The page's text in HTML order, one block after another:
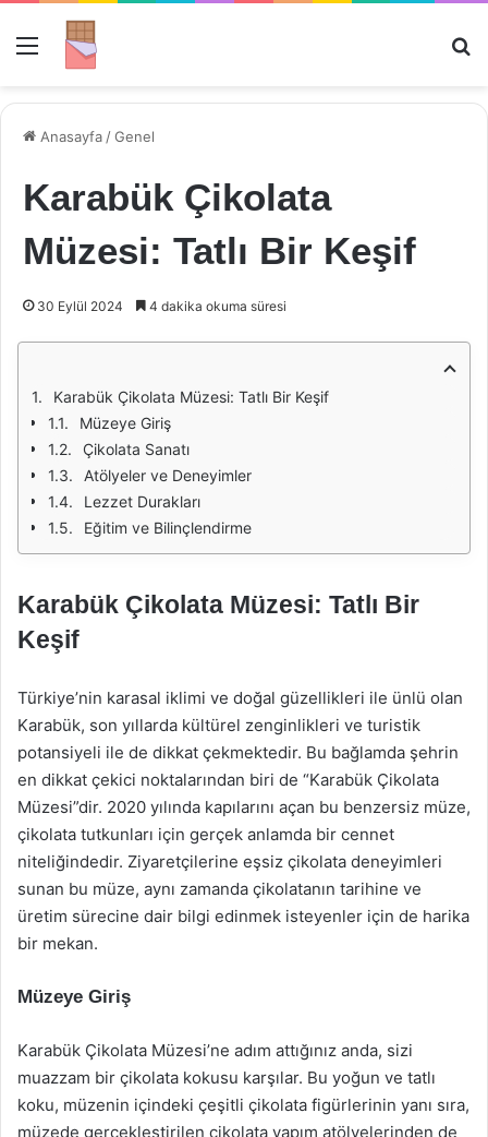
Menü
Anasayfa /Genel
Karabük Çikolata
Müzesi: Tatlı Bir Keşif
30 Eylül 2024 4 dakika okuma süresi
Karabük Çikolata Müzesi: Tatlı Bir Keşif
Müzeye Giriş
Çikolata Sanatı
Atölyeler ve Deneyimler
Lezzet Durakları
Eğitim ve Bilinçlendirme
Karabük Çikolata Müzesi: Tatlı Bir
Keşif
Türkiye’nin karasal iklimi ve doğal güzellikleri ile ünlü olan
Karabük, son yıllarda kültürel zenginlikleri ve turistik
potansiyeli ile de dikkat çekmektedir. Bu bağlamda şehrin
en dikkat çekici noktalarından biri de “Karabük Çikolata
Müzesi”dir. 2020 yılında kapılarını açan bu benzersiz müze,
çikolata tutkunları için gerçek anlamda bir cennet
niteliğindedir. Ziyaretçilerine eşsiz çikolata deneyimleri
sunan bu müze, aynı zamanda çikolatanın tarihine ve
üretim sürecine dair bilgi edinmek isteyenler için de harika
bir mekan.
Müzeye Giriş
Karabük Çikolata Müzesi’ne adım attığınız anda, sizi
muazzam bir çikolata kokusu karşılar. Bu yoğun ve tatlı
koku, müzenin içindeki çeşitli çikolata figürlerinin yanı sıra,
müzede gerçekleştirilen çikolata yapım atölyelerinden de